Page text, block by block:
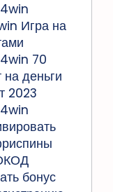
Игра на
70
деньги
2023
бонус